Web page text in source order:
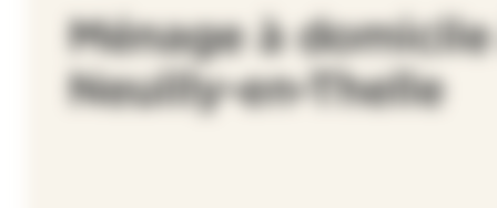
Ménage à
Neuilly-en-Thelle